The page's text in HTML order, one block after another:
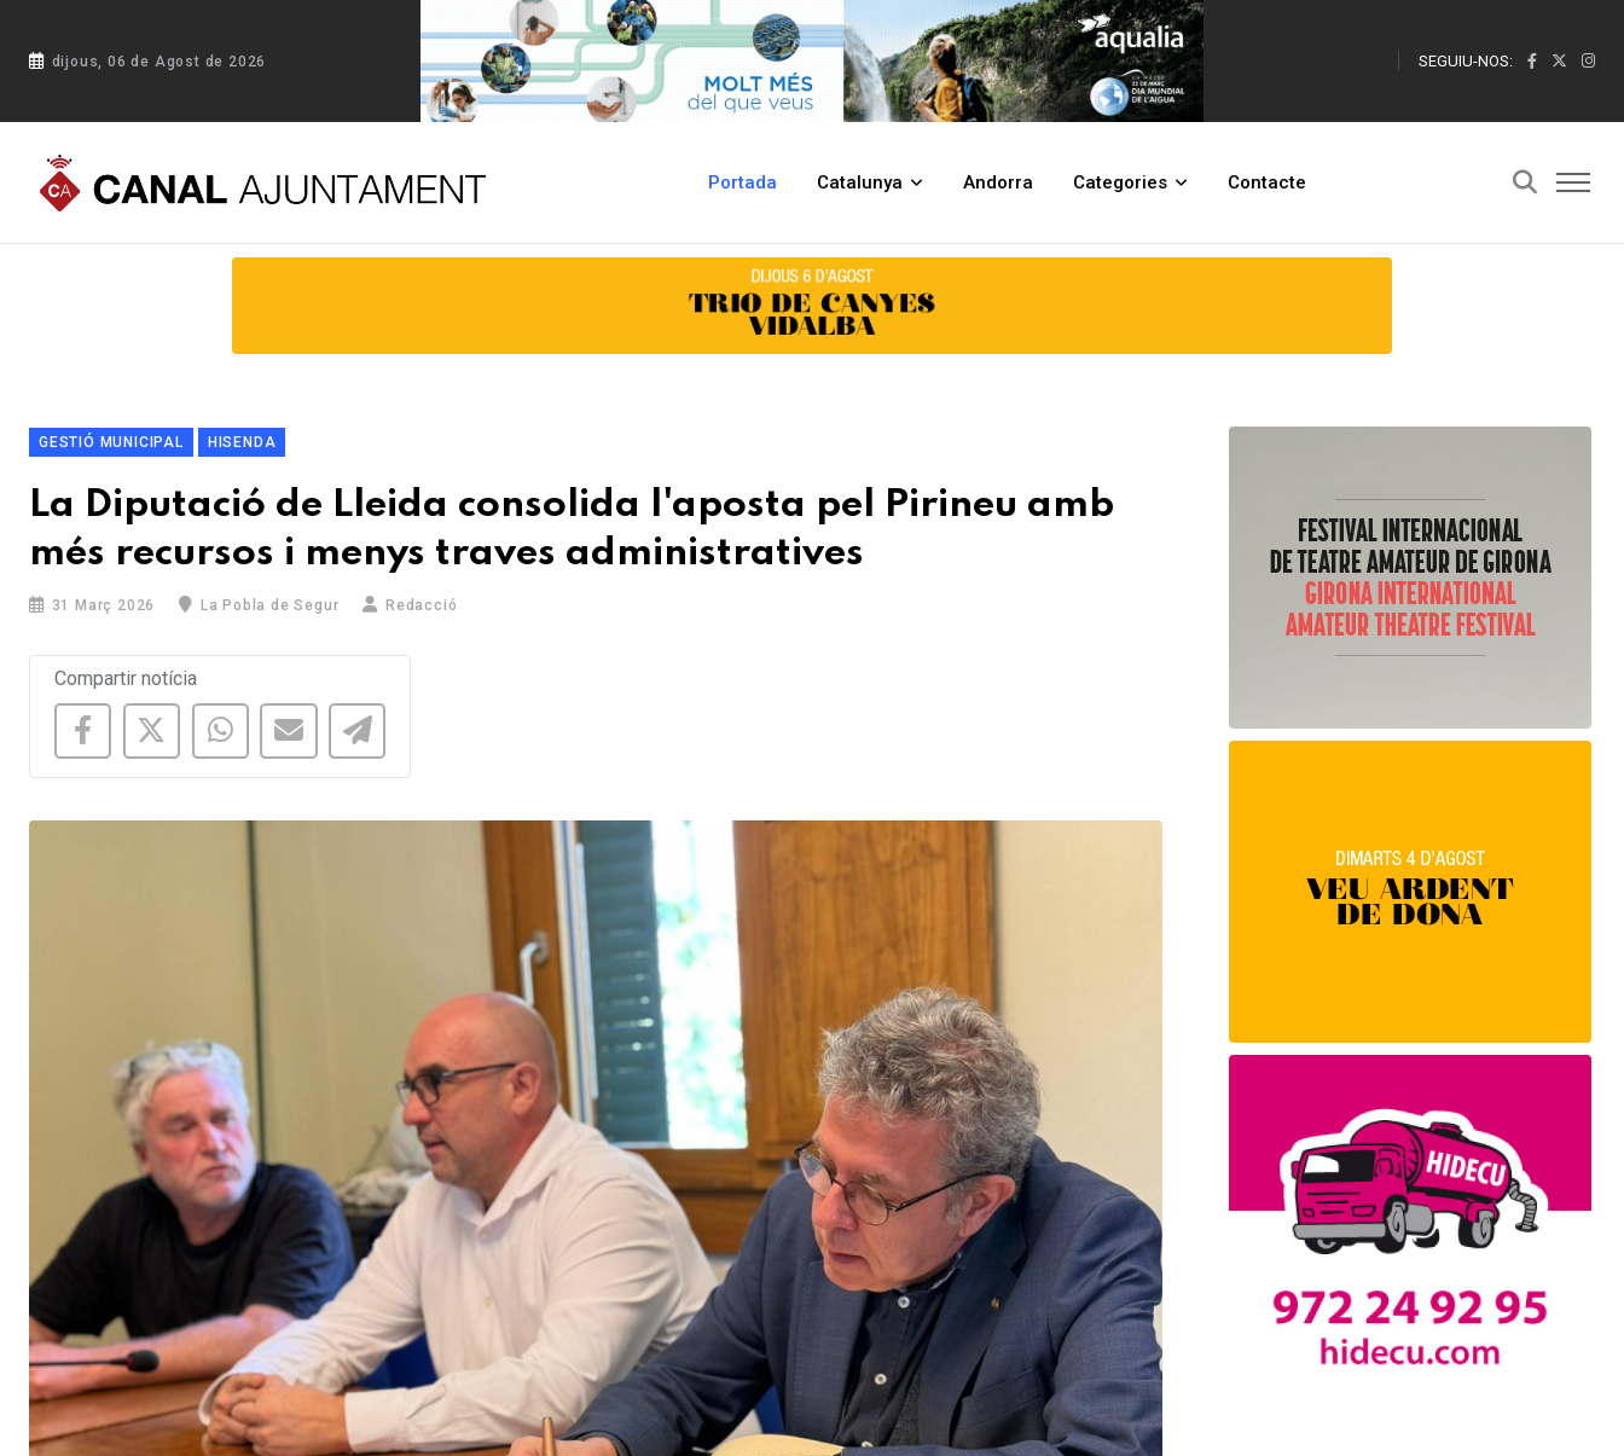
dijous, 06 de Agost de 2026 SEGUIU-NOS:
Portada Catalunya Andorra Categories Contacte
Portada Blog La Diputació de Lleida consolida l'aposta pel Pirineu amb més recursos i menys traves administratives
GESTIÓ MUNICIPAL HISENDA
La Diputació de Lleida consolida l'aposta pel Pirineu amb
més recursos i menys traves administratives
31 Març 2026 La Pobla de Segur Redacció
Compartir notícia